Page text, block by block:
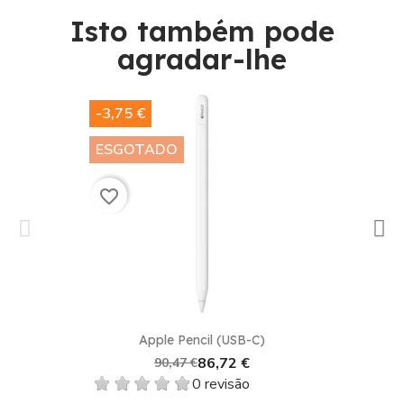
Isto também pode
agradar-lhe​
Apple Pencil (USB-C)
90,47 €86,72 €
0 revisão
-3,75 €
ESGOTADO
favorite_border